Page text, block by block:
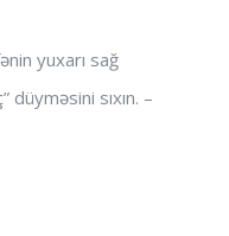
yuxarı sağ
düyməsini sıxın. –